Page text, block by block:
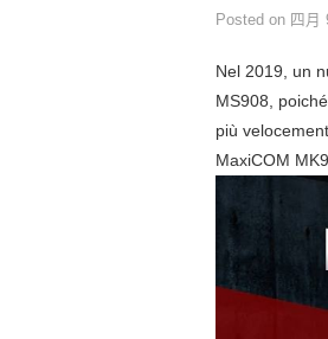
Posted on 四月
Nel 2019, un
MS908,
più
MaxiCOM